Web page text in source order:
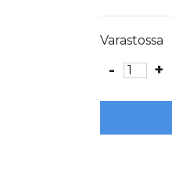
Varastossa
-
Rosa
määrä
+